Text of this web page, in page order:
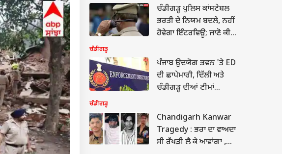
ਚੰਡੀਗੜ੍ਹ ਪੁਲਿਸ ਕਾਂਸਟੇਬਲ
ਭਰਤੀ ਦੇ ਨਿਯਮ ਬਦਲੇ, ਨਹੀਂ
ਹੋਵੇਗਾ ਇੰਟਰਵਿਊ; ਜਾਣੋ ਕੀ-
ਚੰਡੀਗੜ੍ਹ
ਪੰਜਾਬ ਉਦਯੋਗ ਭਵਨ 'ਤੇ ED
ਦੀ ਛਾਪੇਮਾਰੀ, ਦਿੱਲੀ ਅਤੇ
ਚੰਡੀਗੜ੍ਹ ਦੀਆਂ ਟੀਮਾਂ
ਮੱਚਿਆ ਹੜਕੰਪ...
ਚੰਡੀਗੜ੍ਹ
Chandigarh Kanwar
Tragedy : ਭਰਾ ਦਾ ਵਾਅਦਾ
ਸੀ ਰੱਖੜੀ ਲੈ ਕੇ ਆਵਾਂਗਾ ,